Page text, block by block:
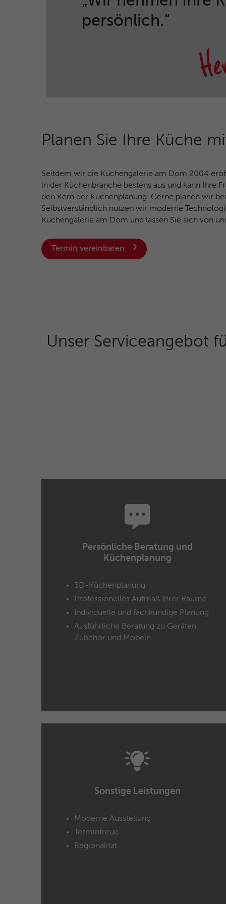
persönlich.“
Planen Sie Ihre Küche
Seitdem wir die Küchengalerie am Dom 2004
in der Küchenbranche bestens aus und kann Ihre
den Kern der Küchenplanung. Gerne planen wir
Selbstverständlich nutzen wir moderne
Küchengalerie am Dom und lassen Sie sich von
Termin vereinbaren
Unser Serviceangebot
Persönliche Beratung und
Küchenplanung
3D-Küchenplanung
Professionelles Aufmaß Ihrer Räume
Individuelle und fachkundige Planung
Ausführliche Beratung zu Geräten,
Zubehör und Möbeln
Sonstige Leistungen
Moderne Ausstellung
Termintreue
Regionalität